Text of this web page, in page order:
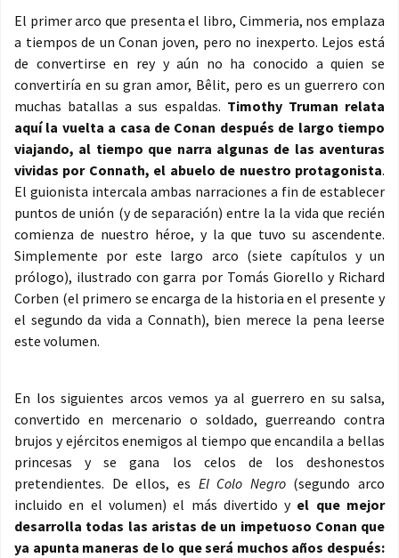
El primer arco que presenta el libro, Cimmeria, nos emplaza
a tiempos de un Conan joven, pero no inexperto. Lejos está
de convertirse en rey y aún no ha conocido a quien se
convertiría en su gran amor, Bêlit, pero es un guerrero con
muchas batallas a sus espaldas. Timothy Truman relata
aquí la vuelta a casa de Conan después de largo tiempo
viajando, al tiempo que narra algunas de las aventuras
vividas por Connath, el abuelo de nuestro protagonista.
El guionista intercala ambas narraciones a fin de establecer
puntos de unión (y de separación) entre la la vida que recién
comienza de nuestro héroe, y la que tuvo su ascendente.
Simplemente por este largo arco (siete capítulos y un
prólogo), ilustrado con garra por Tomás Giorello y Richard
Corben (el primero se encarga de la historia en el presente y
el segundo da vida a Connath), bien merece la pena leerse
este volumen.
En los siguientes arcos vemos ya al guerrero en su salsa,
convertido en mercenario o soldado, guerreando contra
brujos y ejércitos enemigos al tiempo que encandila a bellas
princesas y se gana los celos de los deshonestos
pretendientes. De ellos, es El Colo Negro(segundo arco
incluido en el volumen) el más divertido y el que mejor
desarrolla todas las aristas de un impetuoso Conan que
ya apunta maneras de lo que será muchos años después: